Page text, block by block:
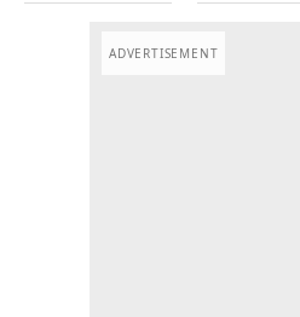
ADVERTISEMENT